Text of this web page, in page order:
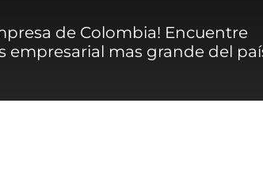
de Colombia! Encuentre
empresarial mas grande del